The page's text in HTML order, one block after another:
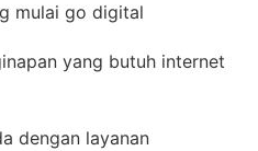
mulai go digital
yang butuh internet
dengan layanan